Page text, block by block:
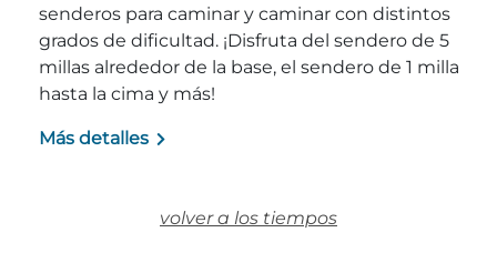
Festivales y eventos
senderos para caminar y caminar con distintos
grados de dificultad. ¡Disfruta del sendero de 5
millas alrededor de la base, el sendero de 1 milla
hasta la cima y más!
Más detalles
volver a los tiempos